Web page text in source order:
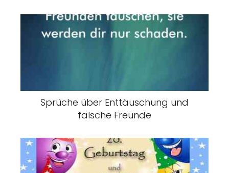
Sprüche über Enttäuschung und
falsche Freunde